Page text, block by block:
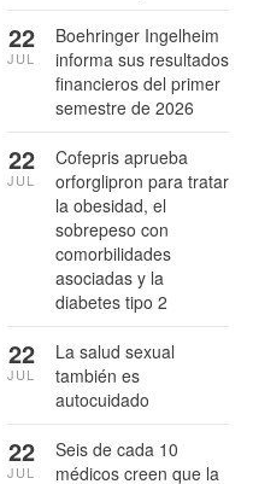
Boehringer Ingelheim
informa sus resultados
financieros del primer
semestre de 2026
22
JUL
Cofepris aprueba
orforglipron para tratar
la obesidad, el
sobrepeso con
comorbilidades
asociadas y la
diabetes tipo 2
22
JUL
La salud sexual
también es
autocuidado
22
JUL
Seis de cada 10
médicos creen que la
22
JUL